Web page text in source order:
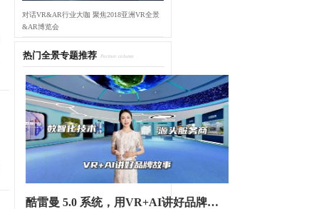
对话VR&AR行业大咖 聚焦2018亚洲VR全景
&AR博览会
热门全景专题推荐 Partner column
酷雷曼 5.0 系统，用VR+AI讲好品牌故事